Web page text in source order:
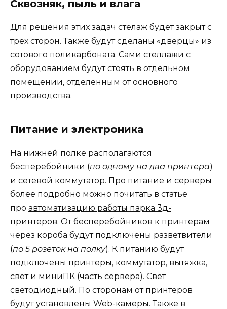
Сквозняк, пыль и влага
Для решения этих задач стелаж будет закрыт с
трёх сторон. Также будут сделаны «дверцы» из
сотового поликарбоната. Сами стеллажи с
оборудованием будут стоять в отдельном
помещении, отделённым от основного
производства.
Питание и электроника
На нижней полке располагаются
бесперебойники (по одному на два принтера)
и сетевой коммутатор. Про питание и серверы
более подробно можно почитать в статье
про автоматизацию работы парка 3д-
принтеров. От бесперебойников к принтерам
через короба будут подключены разветвители
(по 5 розеток на полку). К питанию будут
подключены принтеры, коммутатор, вытяжка,
свет и миниПК (часть сервера). Свет
светодиодный. По сторонам от принтеров
будут установлены Web-камеры. Также в